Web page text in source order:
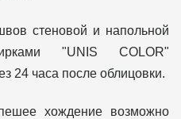
стеновой и напольной
"UNIS COLOR"
24 часа после облицовки.
хождение возможно